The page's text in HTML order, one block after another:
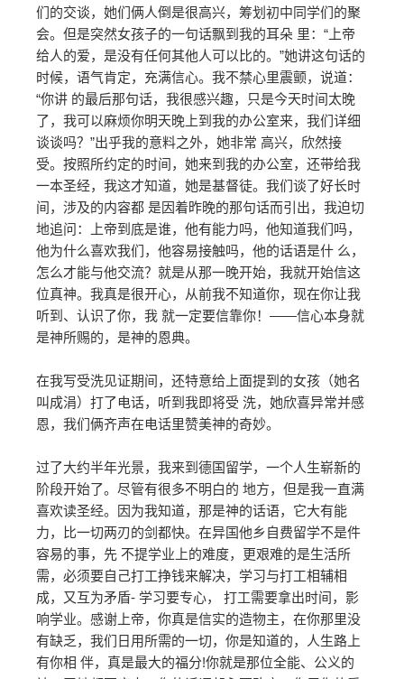
们的交谈，她们俩人倒是很高兴，筹划初中同学们的聚
会。但是突然女孩子的一句话飘到我的耳朵 里：“上帝
给人的爱，是没有任何其他人可以比的。”她讲这句话的
时候，语气肯定，充满信心。我不禁心里震颤，说道：
“你讲 的最后那句话，我很感兴趣，只是今天时间太晚
了，我可以麻烦你明天晚上到我的办公室来，我们详细
谈谈吗？”出乎我的意料之外，她非常 高兴，欣然接
受。按照所约定的时间，她来到我的办公室，还带给我
一本圣经，我这才知道，她是基督徒。我们谈了好长时
间，涉及的内容都 是因着昨晚的那句话而引出，我迫切
地追问：上帝到底是谁，他有能力吗，他知道我们吗，
他为什么喜欢我们，他容易接触吗，他的话语是什 么，
怎么才能与他交流？就是从那一晚开始，我就开始信这
位真神。我真是很开心，从前我不知道你，现在你让我
听到、认识了你，我 就一定要信靠你！——信心本身就
是神所赐的，是神的恩典。
在我写受洗见证期间，还特意给上面提到的女孩（她名
叫成涓）打了电话，听到我即将受 洗，她欣喜异常并感
恩，我们俩齐声在电话里赞美神的奇妙。
过了大约半年光景，我来到德国留学，一个人生崭新的
阶段开始了。尽管有很多不明白的 地方，但是我一直满
喜欢读圣经。因为我知道，那是神的话语，它大有能
力，比一切两刃的剑都快。在异国他乡自费留学不是件
容易的事，先 不提学业上的难度，更艰难的是生活所
需，必须要自己打工挣钱来解决，学习与打工相辅相
成，又互为矛盾- 学习要专心， 打工需要拿出时间，影
响学业。感谢上帝，你真是信实的造物主，在你那里没
有缺乏，我们日用所需的一切，你是知道的，人生路上
有你相 伴，真是最大的福分!你就是那位全能、公义的